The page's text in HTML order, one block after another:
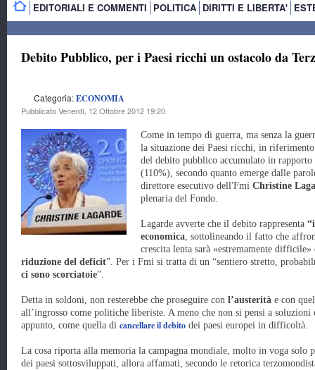
EDITORIALI E COMMENTI POLITICA DIRITTI E LIBERTA'
Debito Pubblico, per i Paesi ricchi un ostacolo da
Categoria:ECONOMIA
Pubblicato Venerdì, 12 Ottobre 2012 19:20
Come in tempo di guerra, ma senza la
la situazione dei Paesi ricchi, in
del debito pubblico accumulato in
(110%), secondo quanto emerge dalle
direttore esecutivo dell'Fmi Christine
plenaria del Fondo.
Lagarde avverte che il debito rappresenta
economica, sottolineando il fatto che
crescita lenta sarà «estremamente
riduzione del deficit”. Per i Fmi si tratta di un “sentiero stretto,
ci sono scorciatoie”.
Detta in soldoni, non resterebbe che proseguire con l’austerità e con
all’ingrosso come politiche liberiste. A meno che non si pensi a soluzioni
appunto, come quella di cancellare il debito dei paesi europei in difficoltà.
La cosa riporta alla memoria la campagna mondiale, molto in voga solo
dei paesi sottosviluppati, allora affamati, secondo le retorica